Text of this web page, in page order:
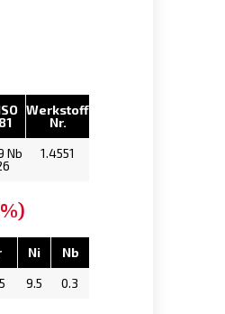
Werkstoff
Nr.
Nb
1.4551
Ni
Nb
9.5 0.3